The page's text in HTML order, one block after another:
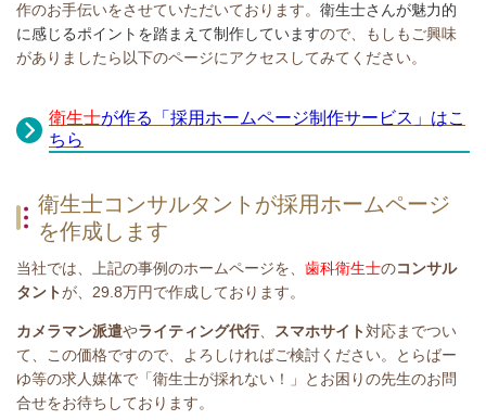
作のお手伝いをさせていただいております。 衛生士さんが魅力的
に感じるポイントを踏まえて制作していますので、もしもご興味
がありましたら以下のページにアクセスしてみてください。
衛生士が作る 「採用ホームページ制作サービス」 はこ
ちら
衛生士コンサルタントが採用ホームページ
を作成します
当社では、上記の事例のホームページを、 歯科衛生士のコンサル
タントが、29.8万円で作成しております。
カメラマン派遣やライティング代行、 スマホサイト対応までつい
て、この価格ですので、よろしければご検討ください。とらばー
ゆ等の求人媒体で「衛生士が採れない！」とお困りの先生のお問
合せをお待ちしております。